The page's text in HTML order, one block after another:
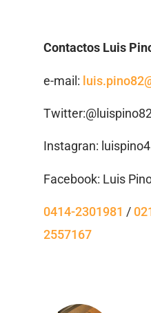
Contactos Luis
e-mail:
Instagran: luispino4
Facebook: Luis
0414-2301981 /
2557167